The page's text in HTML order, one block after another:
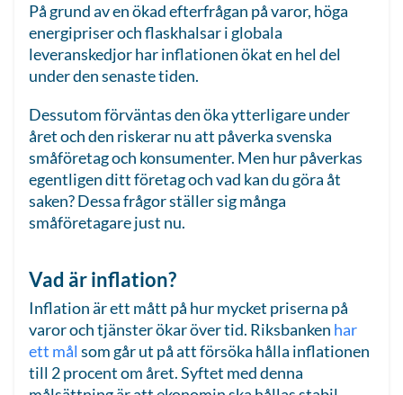
På grund av en ökad efterfrågan på varor, höga
energipriser och flaskhalsar i globala
leveranskedjor har inflationen ökat en hel del
under den senaste tiden.
Dessutom förväntas den öka ytterligare under
året och den riskerar nu att påverka svenska
småföretag och konsumenter. Men hur påverkas
egentligen ditt företag och vad kan du göra åt
saken? Dessa frågor ställer sig många
småföretagare just nu.
Vad är inflation?
Inflation är ett mått på hur mycket priserna på
varor och tjänster ökar över tid. Riksbanken har
ett mål som går ut på att försöka hålla inflationen
till 2 procent om året. Syftet med denna